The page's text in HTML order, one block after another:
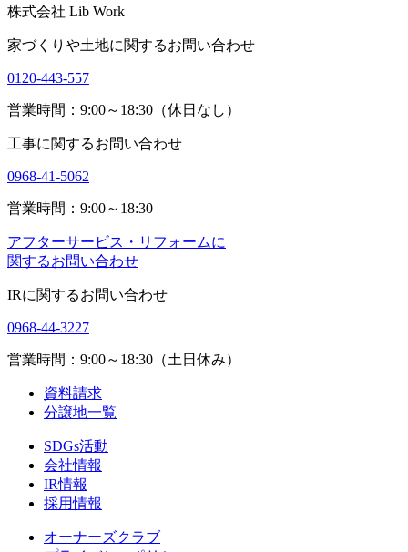
株式会社 Lib Work
家づくりや土地に関するお問い合わせ
0120-443-557
営業時間：9:00～18:30（休日なし）
工事に関するお問い合わせ
0968-41-5062
営業時間：9:00～18:30
アフターサービス・リフォームに
関するお問い合わせ
IRに関するお問い合わせ
0968-44-3227
営業時間：9:00～18:30（土日休み）
資料請求
分譲地一覧
SDGs活動
会社情報
IR情報
採用情報
オーナーズクラブ